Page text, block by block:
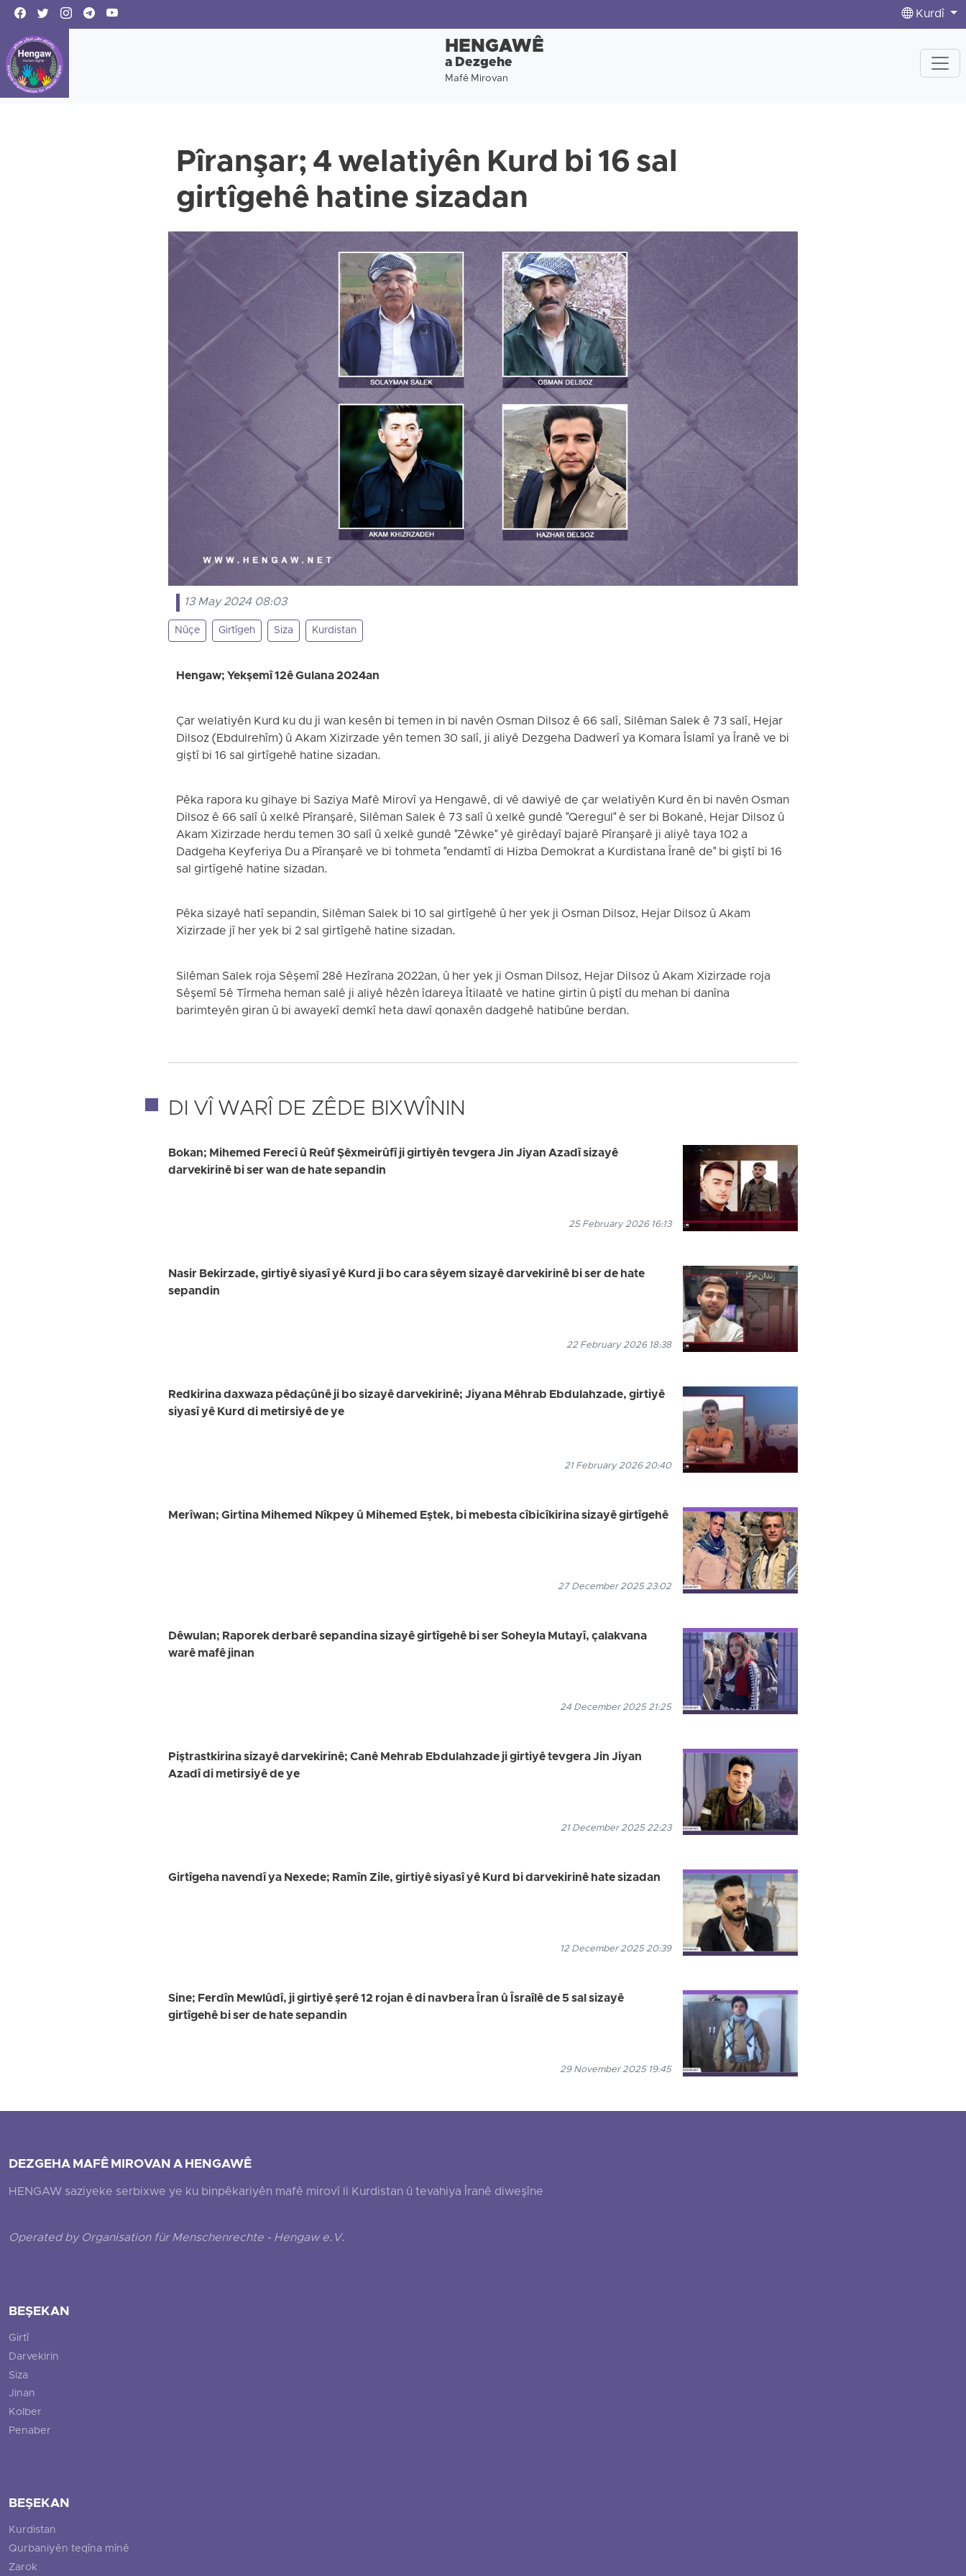
Kurdî
HENGAWÊ
a Dezgehe
Mafê Mirovan
Pîranşar; 4 welatiyên Kurd bi 16 sal
girtîgehê hatine sizadan
13 May 2024 08:03
Nûçe Girtîgeh Siza Kurdistan
Hengaw; Yekşemî 12ê Gulana 2024an
Çar welatiyên Kurd ku du ji wan kesên bi temen in bi navên Osman Dilsoz ê 66 salî, Silêman Salek ê 73 salî, Hejar
Dilsoz (Ebdulrehîm) û Akam Xizirzade yên temen 30 salî, ji aliyê Dezgeha Dadwerî ya Komara Îslamî ya Îranê ve bi
giştî bi 16 sal girtîgehê hatine sizadan.
Pêka rapora ku gihaye bi Saziya Mafê Mirovî ya Hengawê, di vê dawiyê de çar welatiyên Kurd ên bi navên Osman
Dilsoz ê 66 salî û xelkê Pîranşarê, Silêman Salek ê 73 salî û xelkê gundê "Qeregul" ê ser bi Bokanê, Hejar Dilsoz û
Akam Xizirzade herdu temen 30 salî û xelkê gundê "Zêwke" yê girêdayî bajarê Pîranşarê ji aliyê taya 102 a
Dadgeha Keyferiya Du a Pîranşarê ve bi tohmeta "endamtî di Hizba Demokrat a Kurdistana Îranê de" bi giştî bi 16
sal girtîgehê hatine sizadan.
Pêka sizayê hatî sepandin, Silêman Salek bi 10 sal girtîgehê û her yek ji Osman Dilsoz, Hejar Dilsoz û Akam
Xizirzade jî her yek bi 2 sal girtîgehê hatine sizadan.
Silêman Salek roja Sêşemî 28ê Hezîrana 2022an, û her yek ji Osman Dilsoz, Hejar Dilsoz û Akam Xizirzade roja
Sêşemî 5ê Tîrmeha heman salê ji aliyê hêzên îdareya Îtilaatê ve hatine girtin û piştî du mehan bi danîna
barimteyên giran û bi awayekî demkî heta dawî qonaxên dadgehê hatibûne berdan.
DI VÎ WARÎ DE ZÊDE BIXWÎNIN
Bokan; Mihemed Ferecî û Reûf Şêxmeirûfî ji girtiyên tevgera Jin Jiyan Azadî sizayê
darvekirinê bi ser wan de hate sepandin
25 February 2026 16:13
Nasir Bekirzade, girtiyê siyasî yê Kurd ji bo cara sêyem sizayê darvekirinê bi ser de hate
sepandin
22 February 2026 18:38
Redkirina daxwaza pêdaçûnê ji bo sizayê darvekirinê; Jiyana Mêhrab Ebdulahzade, girtiyê
siyasî yê Kurd di metirsiyê de ye
21 February 2026 20:40
Merîwan; Girtina Mihemed Nîkpey û Mihemed Eştek, bi mebesta cîbicîkirina sizayê girtîgehê
27 December 2025 23:02
Dêwulan; Raporek derbarê sepandina sizayê girtîgehê bi ser Soheyla Mutayî, çalakvana
warê mafê jinan
24 December 2025 21:25
Piştrastkirina sizayê darvekirinê; Canê Mehrab Ebdulahzade ji girtiyê tevgera Jin Jiyan
Azadî di metirsiyê de ye
21 December 2025 22:23
Girtîgeha navendî ya Nexede; Ramîn Zile, girtiyê siyasî yê Kurd bi darvekirinê hate sizadan
12 December 2025 20:39
Sine; Ferdîn Mewlûdî, ji girtiyê şerê 12 rojan ê di navbera Îran û Îsraîlê de 5 sal sizayê
girtîgehê bi ser de hate sepandin
29 November 2025 19:45
DEZGEHA MAFÊ MIROVAN A HENGAWÊ
HENGAW saziyeke serbixwe ye ku binpêkariyên mafê mirovî li Kurdistan û tevahiya Îranê diweşîne
Operated by Organisation für Menschenrechte - Hengaw e.V.
BEŞEKAN
Girtî
Darvekirin
Siza
Jinan
Kolber
Penaber
BEŞEKAN
Kurdistan
Qurbaniyên teqîna mînê
Zarok